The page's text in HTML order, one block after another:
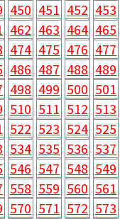
450 451 452 453
462 463 464 465
474 475 476 477
486 487 488 489
498 499 500 501
510 511 512 513
522 523 524 525
534 535 536 537
546 547 548 549
558 559 560 561
570 571 572 573